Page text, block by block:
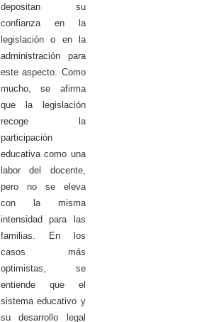
depositan su
confianza en la
legislación o en la
administración para
este aspecto. Como
mucho, se afirma
que la legislación
recoge la
participación
educativa como una
labor del docente,
pero no se eleva
con la misma
intensidad para las
familias. En los
casos más
optimistas, se
entiende que el
sistema educativo y
su desarrollo legal